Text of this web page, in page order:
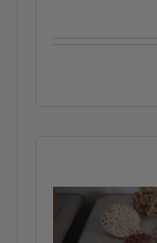
Anterior